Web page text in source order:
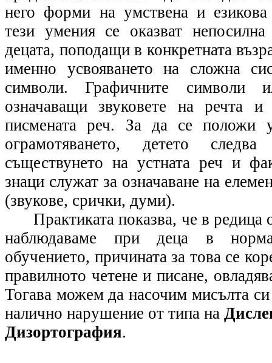
него форми на умствена и езикова
тези умения се оказват
децата, поподащи в конкретната
именно усвояването на сложна
символи. Графичните символи
означаващи звуковете на речта
писмената реч. За да се положи
ограмотяването, детето
съществунето на устната реч и
знаци служат за означаване на
(звукове, срички, думи).
Практиката показва, че в редица
наблюдаваме при деца в
обучението, причината за това се
правилното четене и писане,
Тогава можем да насочим мисълта
налично нарушение от типа на
Дизортография.